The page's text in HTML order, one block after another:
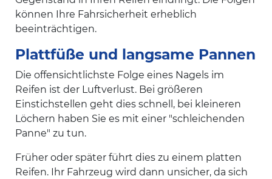
können Ihre Fahrsicherheit erheblich
beeinträchtigen.
Plattfüße und langsame Pannen
Die offensichtlichste Folge eines Nagels im
Reifen ist der Luftverlust. Bei größeren
Einstichstellen geht dies schnell, bei kleineren
Löchern haben Sie es mit einer "schleichenden
Panne" zu tun.
Früher oder später führt dies zu einem platten
Reifen. Ihr Fahrzeug wird dann unsicher, da sich